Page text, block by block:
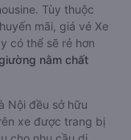
Tùy thuộc
mãi, giá vé Xe
có thể sẽ rẻ hơn
nằm chất
Nội đều sở hữu
xe được trang bị